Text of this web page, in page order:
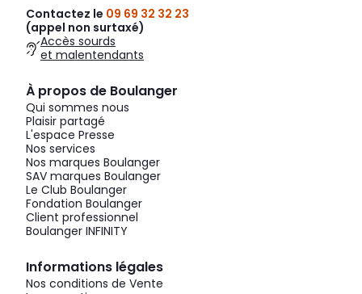
Contactez le 09 69 32 32 23
(appel non surtaxé)
Accès sourds
et malentendants
À propos de Boulanger
Qui sommes nous
Plaisir partagé
L'espace Presse
Nos services
Nos marques Boulanger
SAV marques Boulanger
Le Club Boulanger
Fondation Boulanger
Client professionnel
Boulanger INFINITY
Informations légales
Nos conditions de Vente